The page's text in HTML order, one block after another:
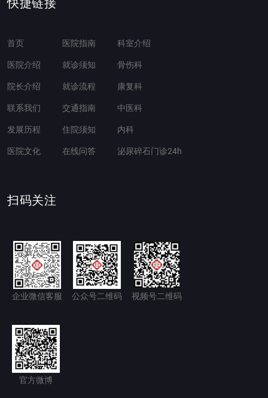
快捷链接
首页
医院介绍
院长介绍
联系我们
发展历程
医院文化
医院指南
就诊须知
就诊流程
交通指南
住院须知
在线问答
科室介绍
骨伤科
康复科
中医科
内科
泌尿碎石门诊24h
扫码关注
企业微信客服 公众号二维码 视频号二维码
官方微博